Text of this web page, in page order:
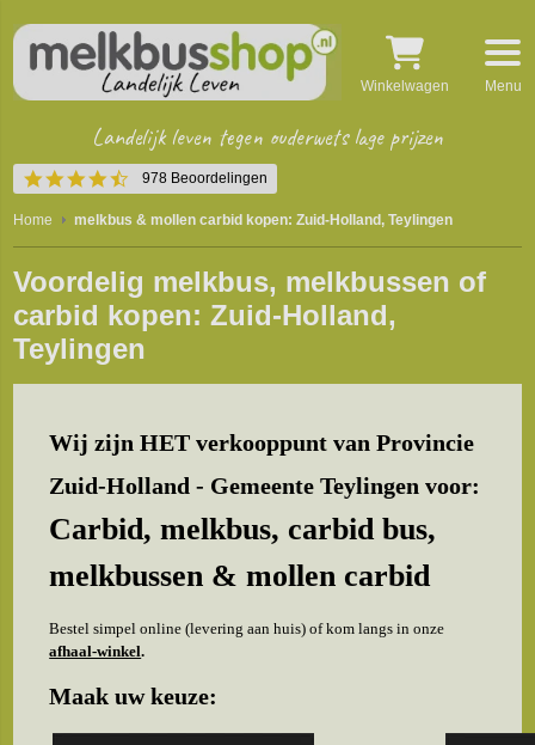
4.4
star
rating
978 Beoordelingen
Landelijk leven tegen ouderwets lage prijzen
Winkelwagen Menu
Home melkbus & mollen carbid kopen: Zuid-Holland, Teylingen
Voordelig melkbus, melkbussen of
carbid kopen: Zuid-Holland,
Teylingen
Wij zijn HET verkooppunt van Provincie
Zuid-Holland - Gemeente Teylingen voor:
Carbid, melkbus, carbid bus,
melkbussen & mollen carbid
Bestel simpel online (levering aan huis) of kom langs in onze
afhaal-winkel.
Maak uw keuze: